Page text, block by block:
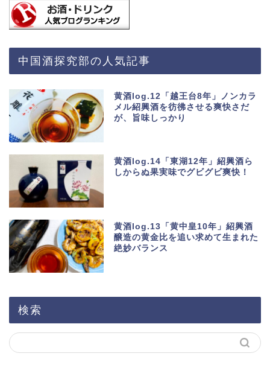
中国酒探究部の人気記事
黄酒log.12「越王台8年」ノンカラ
メル紹興酒を彷彿させる爽快さだ
が、旨味しっかり
黄酒log.14「東湖12年」紹興酒ら
しからぬ果実味でグビグビ爽快！
黄酒log.13「黄中皇10年」紹興酒
醸造の黄金比を追い求めて生まれた
絶妙バランス
検索